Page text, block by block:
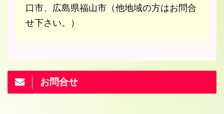
口市、広島県福山市（他地域の方はお問合
せ下さい。）
お問合せ